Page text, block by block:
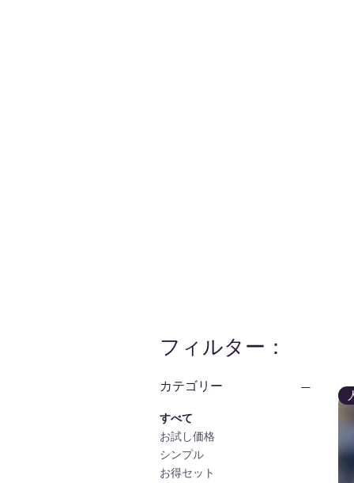
フィルター：
カテゴリー
すべて
お試し価格
シンプル
お得セット